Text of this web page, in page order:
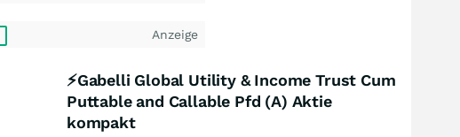
Anzeige
⚡Gabelli Global Utility & Income Trust Cum
Puttable and Callable Pfd (A) Aktie
kompakt